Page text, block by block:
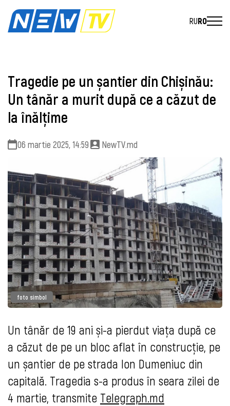
RURO
Tragedie pe un șantier din Chișinău:
Un tânăr a murit după ce a căzut de
la înălțime
06 martie 2025, 14:59 NewTV.md
foto simbol
Un tânăr de 19 ani și-a pierdut viața după ce
a căzut de pe un bloc aflat în construcție, pe
un șantier de pe strada Ion Dumeniuc din
capitală. Tragedia s-a produs în seara zilei de
4 martie, transmite Telegraph.md